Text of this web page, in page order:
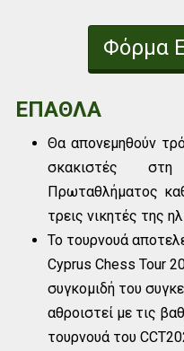
Φόρμα
ΕΠΑΘΛΑ
Θα απονεμηθούν
σκακιστές
Πρωταθλήματος
τρεις νικητές της
Το τουρνουά
Cyprus Chess Tour
συγκομιδή του
αθροιστεί με τις
τουρνουά του